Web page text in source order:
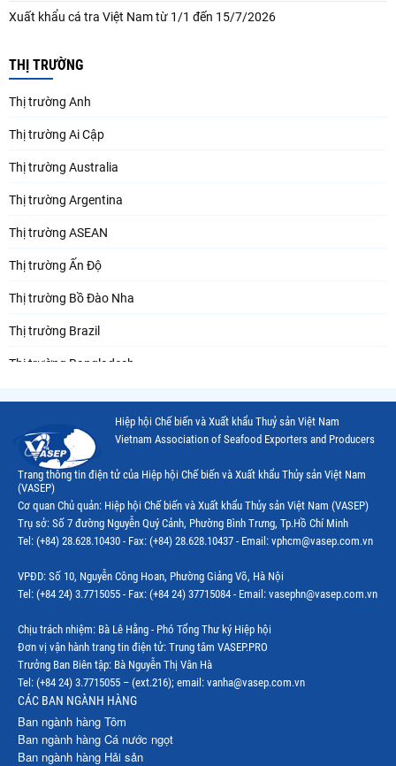
Xuất khẩu cá tra Việt Nam từ 1/1 đến 15/7/2026
THỊ TRƯỜNG
Thị trường Anh
Thị trường Ai Cập
Thị trường Australia
Thị trường Argentina
Thị trường ASEAN
Thị trường Ấn Độ
Thị trường Bồ Đào Nha
Thị trường Brazil
Thị trường Bangladesh
Thị trường Canada
Thị trường Ecuador
Thị trường EU
Thị trường Indonesia
Thị trường Mỹ
Thị trường Nga
Thị trường Hàn Quốc
Thị trường Nhật Bản
Thị trường Thái Lan
Thị trường Trung Quốc
Hiệp hội Chế biến và Xuất khẩu Thuỷ sản Việt Nam
Vietnam Association of Seafood Exporters and Producers
Trang thông tin điện tử của Hiệp hội Chế biến và Xuất khẩu Thủy sản Việt Nam
(VASEP)
Cơ quan Chủ quản: Hiệp hội Chế biến và Xuất khẩu Thủy sản Việt Nam (VASEP)
Trụ sở: Số 7 đường Nguyễn Quý Cảnh, Phường Bình Trưng, Tp.Hồ Chí Minh
Tel: (+84) 28.628.10430 - Fax: (+84) 28.628.10437 - Email: vphcm@vasep.com.vn
VPĐD: Số 10, Nguyễn Công Hoan, Phường Giảng Võ, Hà Nội
Tel: (+84 24) 3.7715055 - Fax: (+84 24) 37715084 - Email: vasephn@vasep.com.vn
Chịu trách nhiệm: Bà Lê Hằng - Phó Tổng Thư ký Hiệp hội
Đơn vị vận hành trang tin điện tử: Trung tâm VASEP.PRO
Trưởng Ban Biên tập: Bà Nguyễn Thị Vân Hà
Tel: (+84 24) 3.7715055 – (ext.216); email: vanha@vasep.com.vn
CÁC BAN NGÀNH HÀNG
Ban ngành hàng Tôm
Ban ngành hàng Cá nước ngọt
Ban ngành hàng Hải sản